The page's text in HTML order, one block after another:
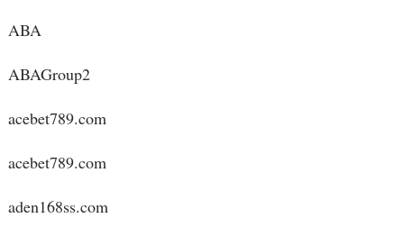
ABA
ABAGroup2
acebet789.com
acebet789.com
aden168ss.com